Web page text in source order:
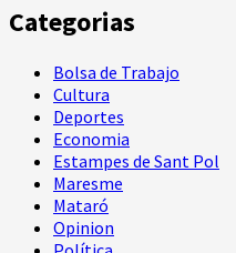
Categorias
Bolsa de Trabajo
Cultura
Deportes
Economia
Estampes de Sant Pol
Maresme
Mataró
Opinion